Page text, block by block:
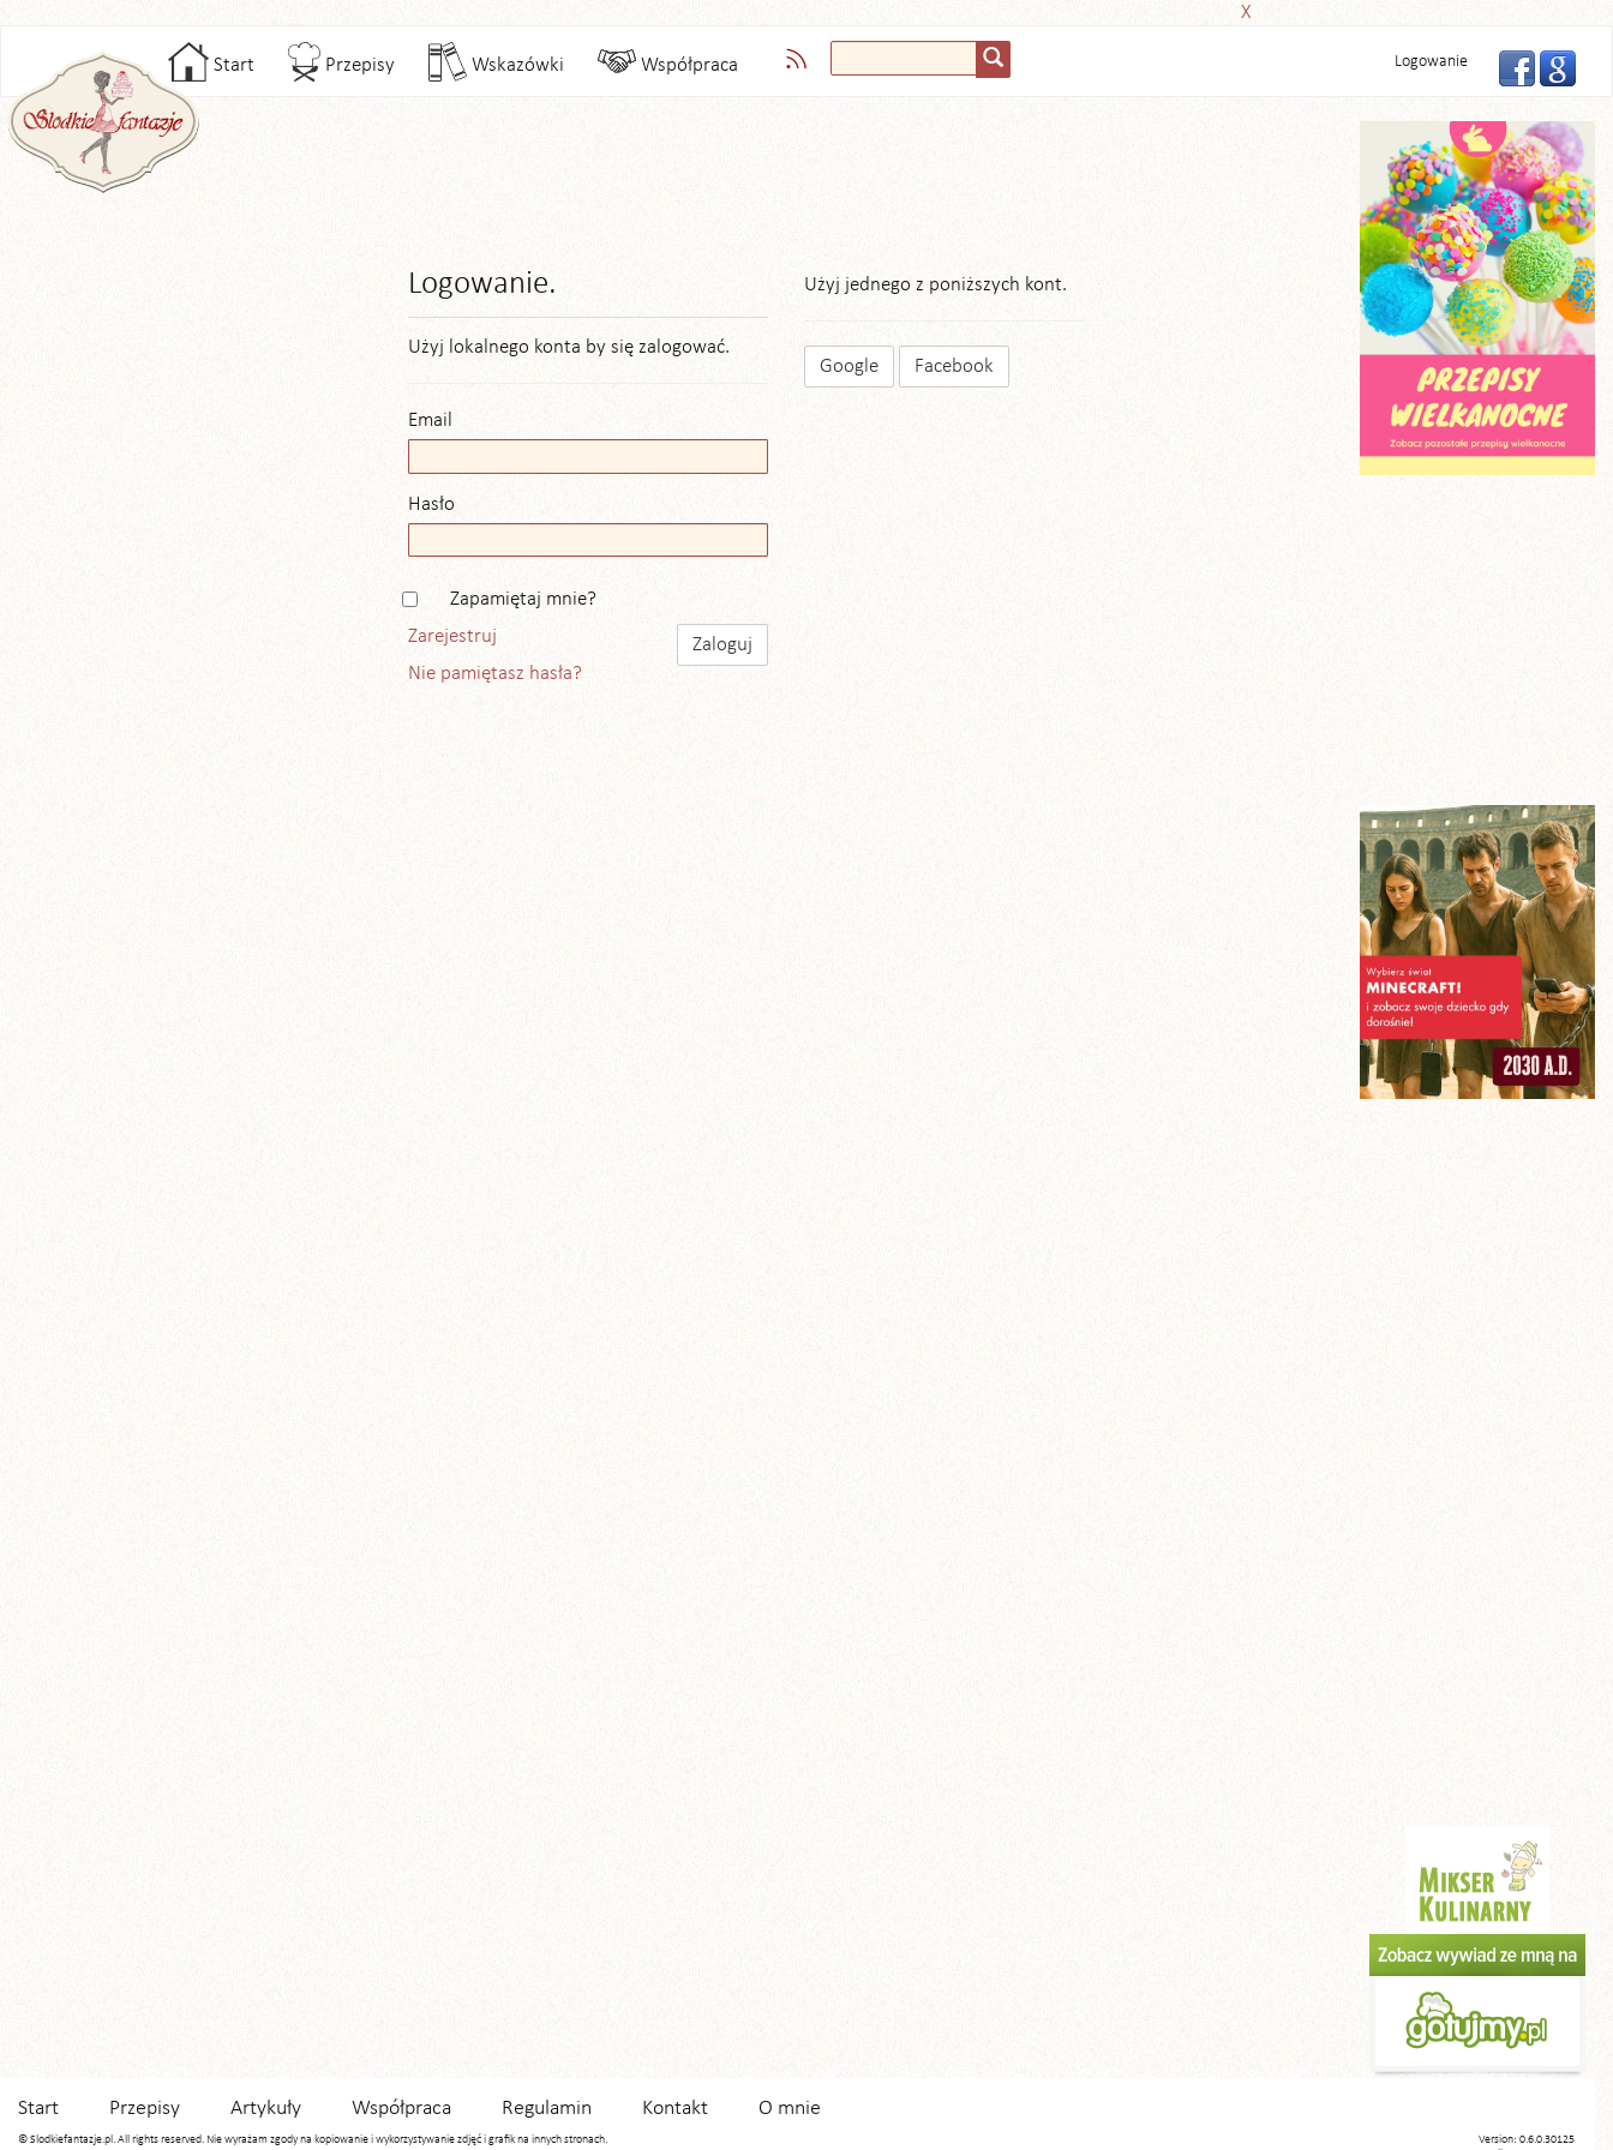
X
Start Przepisy Wskazówki Współpraca Logowanie
Logowanie.
Użyj lokalnego konta by się zalogować.
Email
Hasło
Zapamiętaj mnie?
Zarejestruj
Nie pamiętasz hasła?
Użyj jednego z poniższych kont.
Google Facebook
Start Przepisy Artykuły Współpraca Regulamin Kontakt O mnie
© Slodkiefantazje.pl. All rights reserved. Nie wyrażam zgody na kopiowanie i wykorzystywanie zdjęć i grafik na innych stronach.
Version: 0.6.0.30125